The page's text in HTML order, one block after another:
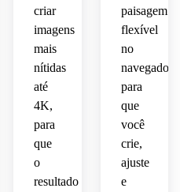
para
servem
tanto
para
ideias
de IA
de
paisagem
quanto
para
criar
imagens
mais
nítidas
até
4K,
para
que
o
resultado
paisagem
flexível
no
navegador,
para
que
você
crie,
ajuste
e